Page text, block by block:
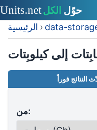
الرئيسية ›
إلى كيلوبِتات
النتائج فوراً
من: